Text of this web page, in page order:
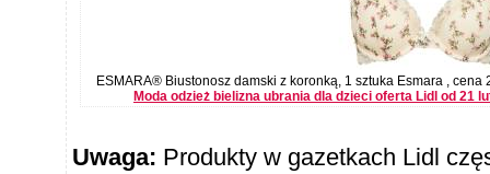
ESMARA® Biustonosz damski z koronką, 1 sztuka Esmara ,
Moda odzież bielizna ubrania dla dzieci oferta Lidl od 21
Uwaga: Produkty w gazetkach Lidl